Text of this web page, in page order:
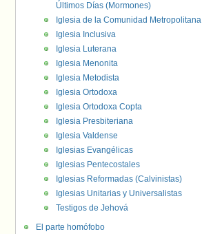
Últimos Días (Mormones)
Iglesia de la Comunidad Metropolitana
Iglesia Inclusiva
Iglesia Luterana
Iglesia Menonita
Iglesia Metodista
Iglesia Ortodoxa
Iglesia Ortodoxa Copta
Iglesia Presbiteriana
Iglesia Valdense
Iglesias Evangélicas
Iglesias Pentecostales
Iglesias Reformadas (Calvinistas)
Iglesias Unitarias y Universalistas
Testigos de Jehová
El parte homófobo